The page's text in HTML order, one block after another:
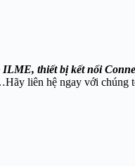
ILME, thiết bị kết nối
liên hệ ngay với chúng